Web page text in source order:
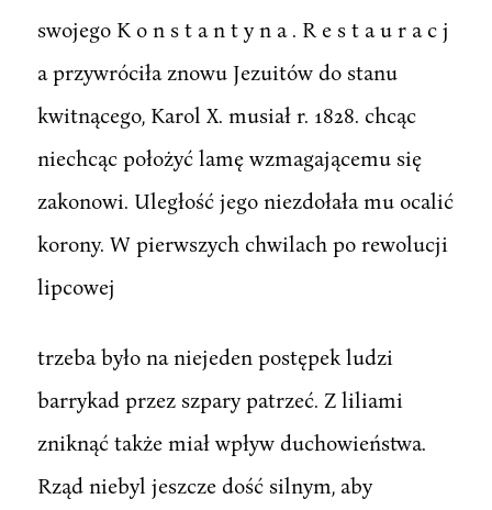
swojego K o n s t a n t y n a . R e s t a u r a c j
a przywróciła znowu Jezuitów do stanu
kwitnącego, Karol X. musiał r. 1828. chcąc
niechcąc położyć lamę wzmagającemu się
zakonowi. Uległość jego niezdołała mu ocalić
korony. W pierwszych chwilach po rewolucji
lipcowej
trzeba było na niejeden postępek ludzi
barrykad przez szpary patrzeć. Z liliami
zniknąć także miał wpływ duchowieństwa.
Rząd niebyl jeszcze dość silnym, aby